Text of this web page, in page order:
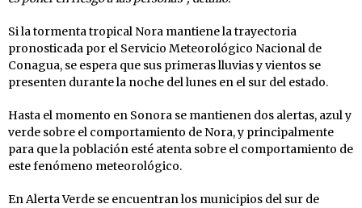
Si la tormenta tropical Nora mantiene la trayectoria
pronosticada por el Servicio Meteorológico Nacional de
Conagua, se espera que sus primeras lluvias y vientos se
presenten durante la noche del lunes en el sur del estado.
Hasta el momento en Sonora se mantienen dos alertas, azul y
verde sobre el comportamiento de Nora, y principalmente
para que la población esté atenta sobre el comportamiento de
este fenómeno meteorológico.
En Alerta Verde se encuentran los municipios del sur de